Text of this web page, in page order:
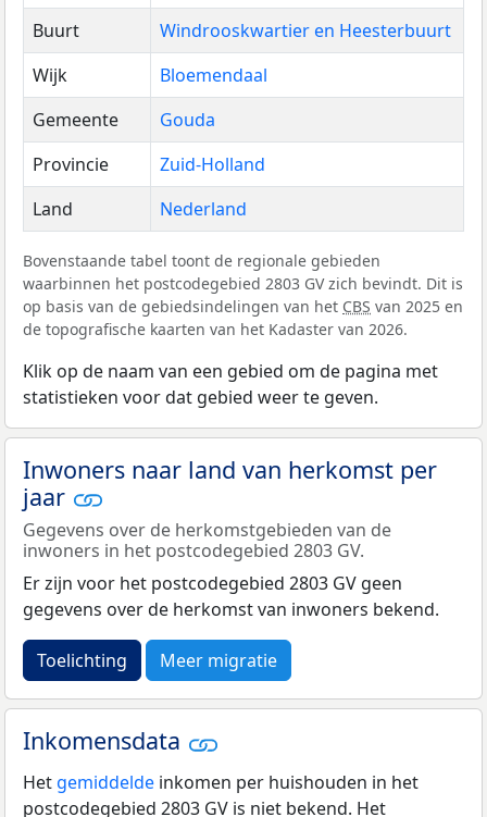
Buurt
Windrooskwartier en Heesterbuurt
Wijk
Bloemendaal
Gemeente
Gouda
Provincie
Zuid-Holland
Land
Nederland
Bovenstaande tabel toont de regionale gebieden
waarbinnen het postcodegebied 2803 GV zich bevindt. Dit is
op basis van de gebiedsindelingen van het CBS van 2025 en
de topografische kaarten van het Kadaster van 2026.
Klik op de naam van een gebied om de pagina met
statistieken voor dat gebied weer te geven.
Inwoners naar land van herkomst per
jaar
Gegevens over de herkomstgebieden van de
inwoners in het postcodegebied 2803 GV.
Er zijn voor het postcodegebied 2803 GV geen
gegevens over de herkomst van inwoners bekend.
Toelichting Meer migratie
Inkomensdata
Het gemiddelde inkomen per huishouden in het
postcodegebied 2803 GV is niet bekend. Het